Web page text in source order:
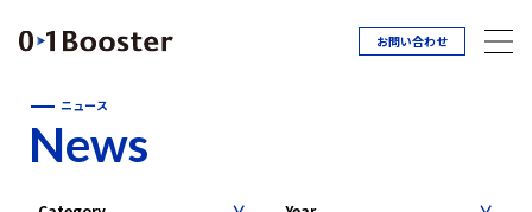
お問い合わせ
ニュース
News